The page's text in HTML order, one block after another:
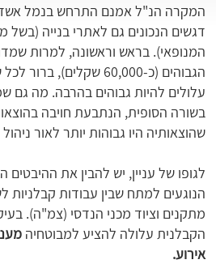
המקרה הנ"ל אמנם התרחש בנמל
דגשים הנכונים גם לאתרי בנייה (בשל
המנופאי). בראש וראשונה, למרות
הגבוהים (כ-60,000
עלולים להיות גבוהים בהרבה. מה גם
בשורה הסופית, הנתבעת חויבה
שהוצאותיה היו גבוהות יותר לאור
לגופו של עניין, יש להבין את ההיבטים
הנוגעים למתח שבין עבודות קבלניות
מתקנים וציוד מכני הנדסי (צמ"ה).
הקבלנית עלולה להציע למבוטחיה
אירוע.